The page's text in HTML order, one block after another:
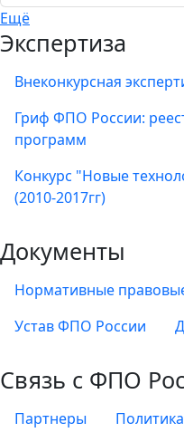
Ещё
Экспертиза
Внеконкурсная
Гриф ФПО России:
программ
Конкурс "Новые
(2010-2017гг)
Документы
Нормативные
Устав ФПО России
Связь с ФПО
Партнеры